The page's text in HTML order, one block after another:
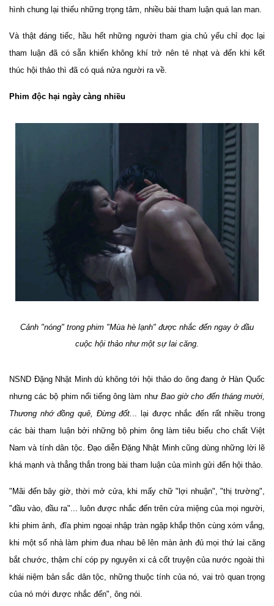
hình chung lại thiếu những trọng tâm, nhiều bài tham luận quá lan man.
Và thật đáng tiếc, hầu hết những người tham gia chủ yếu chỉ đọc lại
tham luận đã có sẵn khiến không khí trở nên tẻ nhạt và đến khi kết
thúc hội thảo thì đã có quá nửa người ra về.
Phim độc hại ngày càng nhiều
Cảnh "nóng" trong phim "Mùa hè lạnh" được nhắc đến ngay ở đầu
cuộc hội thảo như một sự lai căng.
NSND Đặng Nhật Minh dù không tới hội thảo do ông đang ở Hàn Quốc
nhưng các bộ phim nổi tiếng ông làm như Bao giờ cho đến tháng mười,
Thương nhớ đồng quê, Đừng đốt. .. lại được nhắc đến rất nhiều trong
các bài tham luận bởi những bộ phim ông làm tiêu biểu cho chất Việt
Nam và tính dân tộc. Đạo diễn Đặng Nhật Minh cũng dùng những lời lẽ
khá mạnh và thẳng thắn trong bài tham luận của mình gửi đến hội thảo.
"Mãi đến bây giờ, thời mở cửa, khi mấy chữ "lợi nhuận", "thị trường",
"đầu vào, đầu ra"... luôn được nhắc đến trên cửa miệng của mọi người,
khi phim ảnh, đĩa phim ngoại nhập tràn ngập khắp thôn cùng xóm vắng,
khi một số nhà làm phim đua nhau bê lên màn ảnh đủ mọi thứ lai căng
bắt chước, thậm chí cóp py nguyên xi cả cốt truyện của nước ngoài thì
khái niệm bản sắc dân tộc, những thuộc tính của nó, vai trò quan trọng
của nó mới được nhắc đến", ông nói.